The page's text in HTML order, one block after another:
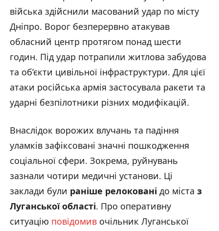
війська здійснили масований удар по місту
Дніпро. Ворог безперервно атакував
обласний центр протягом понад шести
годин. Під удар потрапили житлова забудова
та об’єкти цивільної інфраструктури. Для цієї
атаки російська армія застосувала ракети та
ударні безпілотники різних модифікацій.
Внаслідок ворожих влучань та падіння
уламків зафіксовані значні пошкодження
соціальної сфери. Зокрема, руйнувань
зазнали чотири медичні установи. Ці
заклади були раніше релоковані до міста з
Луганської області. Про оперативну
ситуацію повідомив очільник Луганської